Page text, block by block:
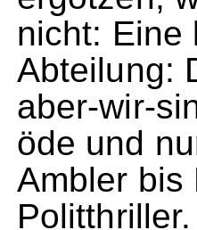
nicht: Eine
Abteilung:
aber-wir-
öde und
Ambler bis